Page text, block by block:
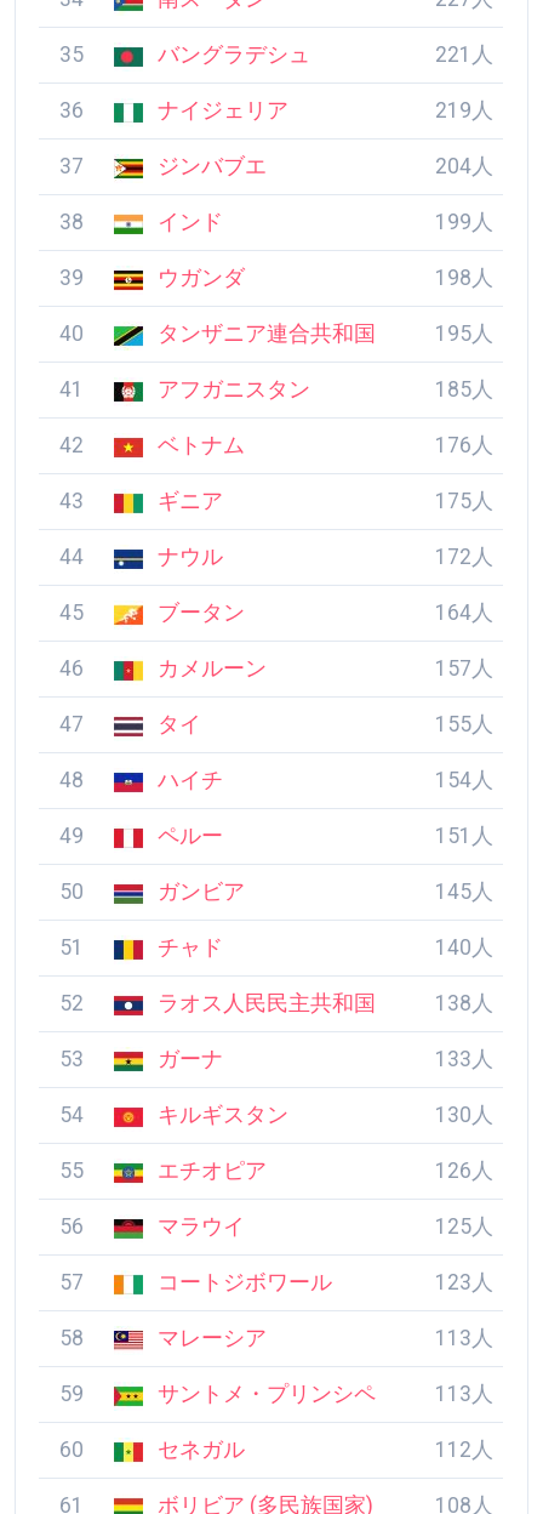
36 ナイジェリア 219人
37 ジンバブエ 204人
38 インド 199人
39 ウガンダ 198人
40
タンザニア連合共和
国
195人
国
53 ガーナ 133人
54 キルギスタン 130人
55 エチオピア 126人
56 マラウイ 125人
57 コートジボワール 123人
58 マレーシア 113人
59
サントメ・プリンシ
ペ
113人
60 セネガル 112人